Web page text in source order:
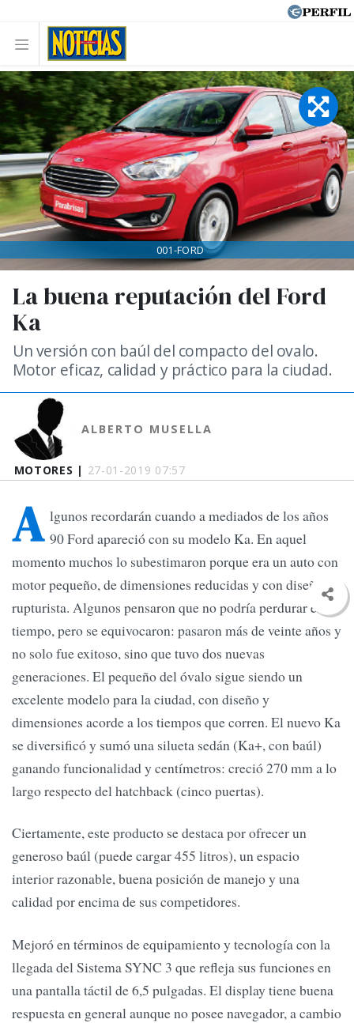
MOTORES | 27-01-2019 07:57
La buena reputación del Ford
Ka
Un versión con baúl del compacto del ovalo.
Motor eficaz, calidad y práctico para la ciudad.
ALBERTO MUSELLA
001-FORD
A lgunos recordarán cuando a mediados de los años
90 Ford apareció con su modelo Ka. En aquel
momento muchos lo subestimaron porque era un auto con
motor pequeño, de dimensiones reducidas y con diseño
rupturista. Algunos pensaron que no podría perdurar en el
tiempo, pero se equivocaron: pasaron más de veinte años y
no solo fue exitoso, sino que tuvo dos nuevas
generaciones. El pequeño del óvalo sigue siendo un
excelente modelo para la ciudad, con diseño y
dimensiones acorde a los tiempos que corren. El nuevo Ka
se diversificó y sumó una silueta sedán (Ka+, con baúl)
ganando funcionalidad y centímetros: creció 270 mm a lo
largo respecto del hatchback (cinco puertas).
Ciertamente, este producto se destaca por ofrecer un
generoso baúl (puede cargar 455 litros), un espacio
interior razonable, buena posición de manejo y una
calidad por encima de sus competidores.
Mejoró en términos de equipamiento y tecnología con la
llegada del Sistema SYNC 3 que refleja sus funciones en
una pantalla táctil de 6,5 pulgadas. El display tiene buena
respuesta en general aunque no posee navegador, a cambio